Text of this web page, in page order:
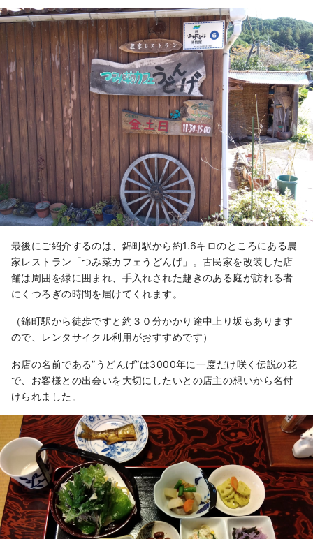
最後にご紹介するのは、錦町駅から約1.6キロのところにある農
家レストラン「つみ菜カフェうどんげ」。古民家を改装した店
舗は周囲を緑に囲まれ、手入れされた趣きのある庭が訪れる者
にくつろぎの時間を届けてくれます。
（錦町駅から徒歩ですと約３０分かかり途中上り坂もあります
ので、レンタサイクル利用がおすすめです）
お店の名前である”うどんげ”は3000年に一度だけ咲く伝説の花
で、お客様との出会いを大切にしたいとの店主の想いから名付
けられました。